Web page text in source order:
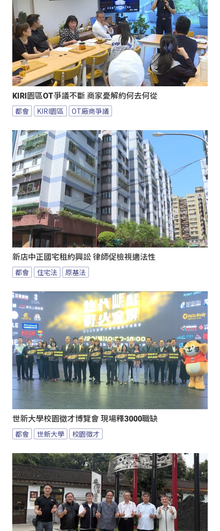
KIRI園區OT爭議不斷 商家憂解約何去何從
都會 KIRI園區 OT廠商爭議
新店中正國宅租約興訟 律師促檢視適法性
都會 住宅法 原基法
世新大學校園徵才博覽會 現場釋3000職缺
都會 世新大學 校園徵才